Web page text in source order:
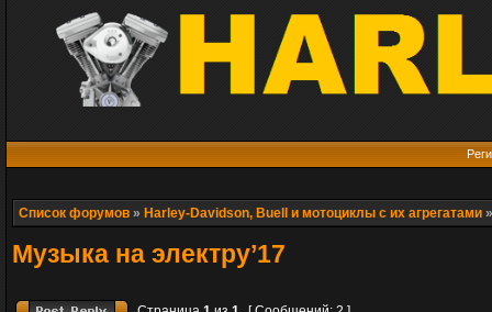
Список форумов » Harley-Davidson, Buell и мотоциклы с их агрегатами
Музыка на электру’17